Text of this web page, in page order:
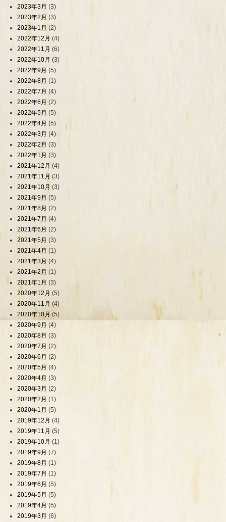
2023年3月 (3)
2023年2月 (3)
2023年1月 (2)
2022年12月 (4)
2022年11月 (6)
2022年10月 (3)
2022年9月 (5)
2022年8月 (1)
2022年7月 (4)
2022年6月 (2)
2022年5月 (5)
2022年4月 (5)
2022年3月 (4)
2022年2月 (3)
2022年1月 (3)
2021年12月 (4)
2021年11月 (3)
2021年10月 (3)
2021年9月 (5)
2021年8月 (2)
2021年7月 (4)
2021年6月 (2)
2021年5月 (3)
2021年4月 (1)
2021年3月 (4)
2021年2月 (1)
2021年1月 (3)
2020年12月 (5)
2020年11月 (4)
2020年10月 (5)
2020年9月 (4)
2020年8月 (3)
2020年7月 (2)
2020年6月 (2)
2020年5月 (4)
2020年4月 (3)
2020年3月 (2)
2020年2月 (1)
2020年1月 (5)
2019年12月 (4)
2019年11月 (5)
2019年10月 (1)
2019年9月 (7)
2019年8月 (1)
2019年7月 (1)
2019年6月 (5)
2019年5月 (5)
2019年4月 (5)
2019年3月 (6)